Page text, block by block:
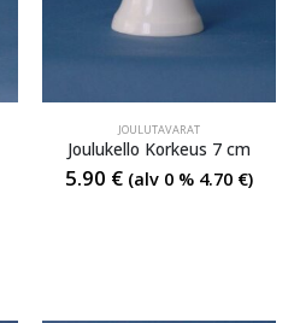
JOULUTAVARAT
Joulukello Korkeus 7 cm
5.90 € (alv 0 % 4.70 €)